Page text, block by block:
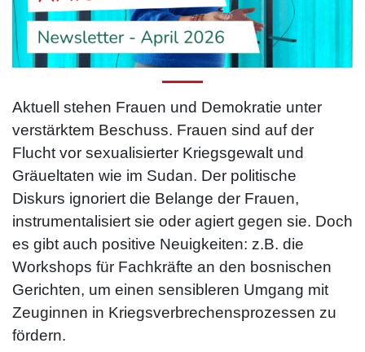
Aktuell stehen Frauen und Demokratie unter
verstärktem Beschuss. Frauen sind auf der
Flucht vor sexualisierter Kriegsgewalt und
Gräueltaten wie im Sudan. Der politische
Diskurs ignoriert die Belange der Frauen,
instrumentalisiert sie oder agiert gegen sie. Doch
es gibt auch positive Neuigkeiten: z.B. die
Workshops für Fachkräfte an den bosnischen
Gerichten, um einen sensibleren Umgang mit
Zeuginnen in Kriegs­verbrechens­prozessen zu
fördern.